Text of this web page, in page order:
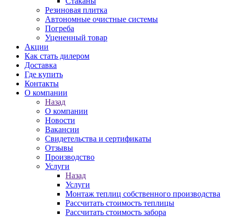
Резиновая плитка
Автономные очистные системы
Погреба
Уцененный товар
Акции
Как стать дилером
Доставка
Где купить
Контакты
О компании
Назад
О компании
Новости
Вакансии
Свидетельства и сертификаты
Отзывы
Производство
Услуги
Назад
Услуги
Монтаж теплиц собственного производства
Рассчитать стоимость теплицы
Рассчитать стоимость забора